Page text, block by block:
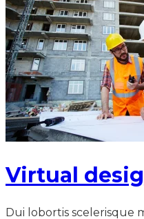
Virtual
Dui lobortis scelerisque